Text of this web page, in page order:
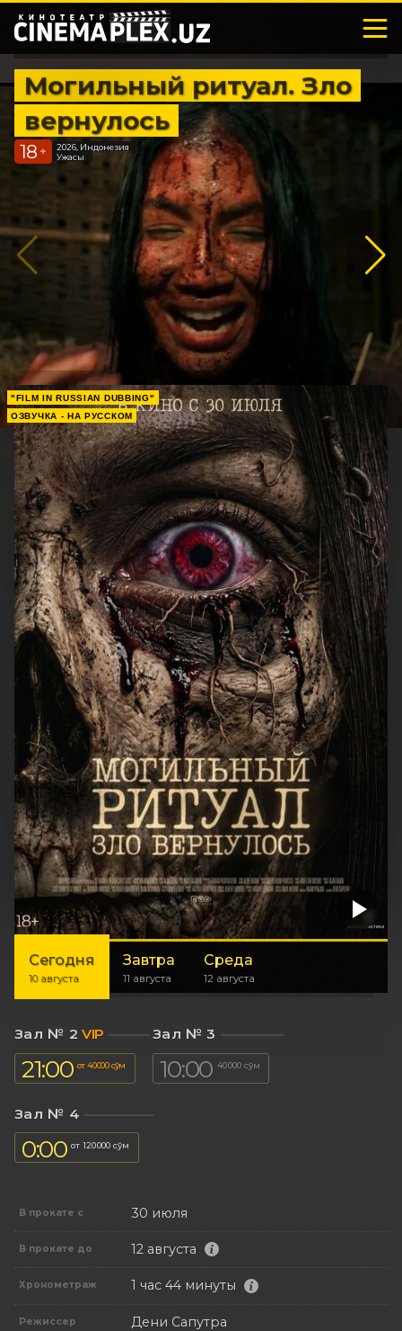
Могильный ритуал. Зло
вернулось
18 +
2026, Индонезия
Ужасы
"FILM IN RUSSIAN DUBBING"
ОЗВУЧКА - НА РУССКОМ
Сегодня
10 августа
Завтра
11 августа
Среда
12 августа
Зал № 2 VIP
21:00 от 40 000 сўм
Зал № 3
10:00 40 000 сўм
Зал № 4
0:00 от 120 000 сўм
В прокате с 30 июля
В прокате до 12 августа
Хронометраж 1 час 44 минуты
Режиссер Дени Сапутра